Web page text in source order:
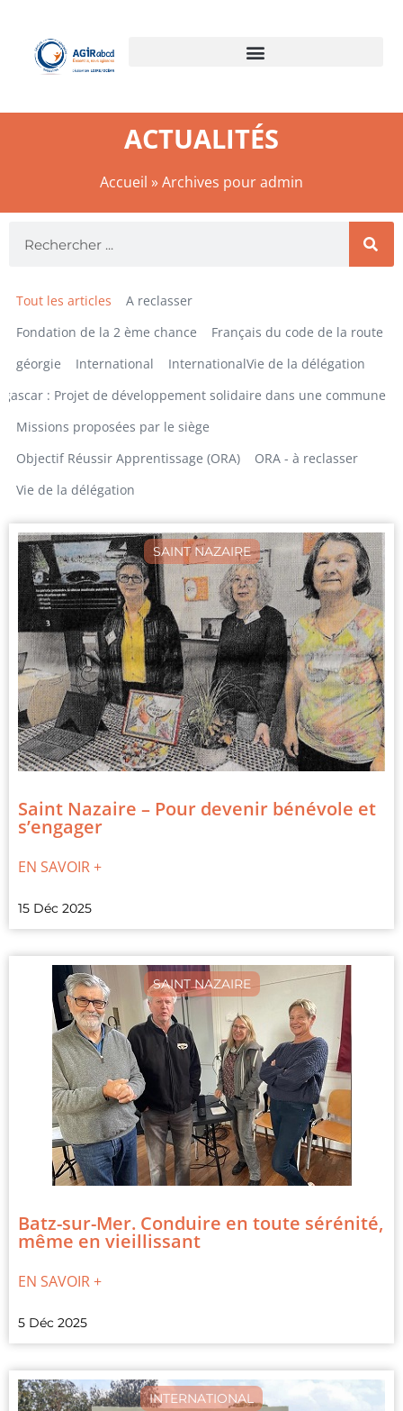
ACTUALITÉS
Accueil »Archives pour admin
A reclasser
Fondation de la 2 ème chance
Français du code de la route
géorgie
International
InternationalVie de la délégation
: Projet de développement solidaire dans une commune
Missions proposées par le siège
Objectif Réussir Apprentissage (ORA)
ORA - à reclasser
Vie de la délégation
Tout les articles
SAINT NAZAIRE
Saint Nazaire – Pour devenir bénévole et
s’engager
EN SAVOIR +
15 Déc 2025
SAINT NAZAIRE
Batz-sur-Mer. Conduire en toute sérénité,
même en vieillissant
EN SAVOIR +
5 Déc 2025
INTERNATIONAL